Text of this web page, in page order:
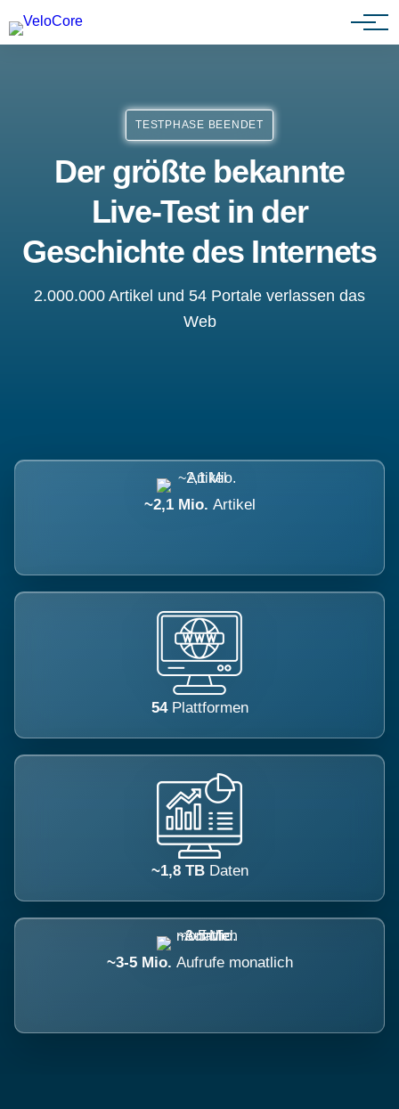
Agenturen & Webdesigner
TESTPHASE BEENDET
Der größte bekannte
Live-Test in der
Geschichte des Internets
2.000.000 Artikel und 54 Portale verlassen das
Web
~2,1 Mio. Artikel
54 Plattformen
~1,8 TB Daten
~3-5 Mio. Aufrufe monatlich